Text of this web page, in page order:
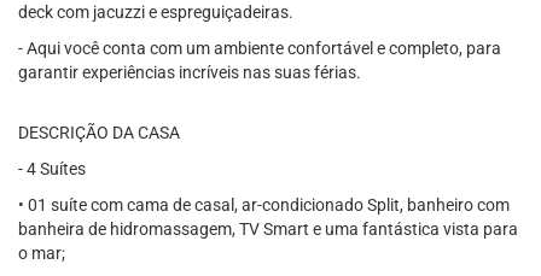
deck com jacuzzi e espreguiçadeiras.
- Aqui você conta com um ambiente confortável e completo, para
garantir experiências incríveis nas suas férias.
DESCRIÇÃO DA CASA
- 4 Suítes
• 01 suíte com cama de casal, ar-condicionado Split, banheiro com
banheira de hidromassagem, TV Smart e uma fantástica vista para
o mar;